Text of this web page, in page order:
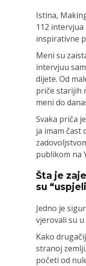
Istina,
112
inspirativne
Meni su
intervjuu
dijete. Od
priče starijih
meni do
Svaka priča
ja imam čast
publikom na
Šta je
su
Jedno je
vjerovali su u
Kako
stranoj
početi od